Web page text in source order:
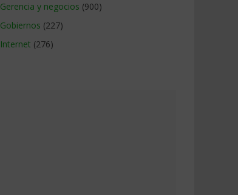
Gerencia y negocios (900)
Gobiernos (227)
Internet (276)